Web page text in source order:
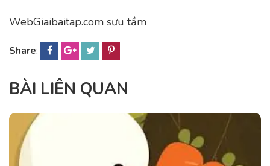
WebGiaibaitap.com sưu tầm
Share:
BÀI LIÊN QUAN